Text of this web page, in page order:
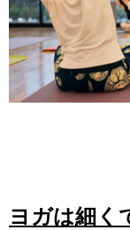
ヨガは細く